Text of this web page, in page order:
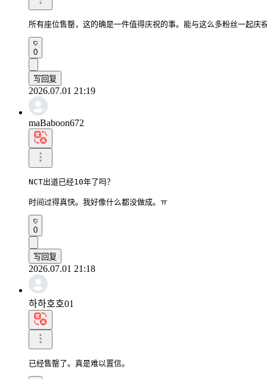
所有座位售罄，这的确是一件值得庆祝的事。能与这么多粉丝一起庆
0
写回复
2026.07.01 21:19
maBaboon672
NCT出道已经10年了吗？
时间过得真快。我好像什么都没做成。ㅠ
0
写回复
2026.07.01 21:18
하하호호01
已经售罄了。真是难以置信。